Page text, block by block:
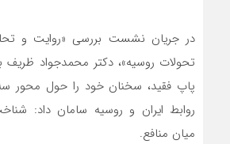
در جریان نشست بررسی «روایت و
تحولات روسیه»، دکتر محمدجواد
پاپ فقید، سخنان خود را حول محور
روابط ایران و روسیه سامان داد:
میان منافع.